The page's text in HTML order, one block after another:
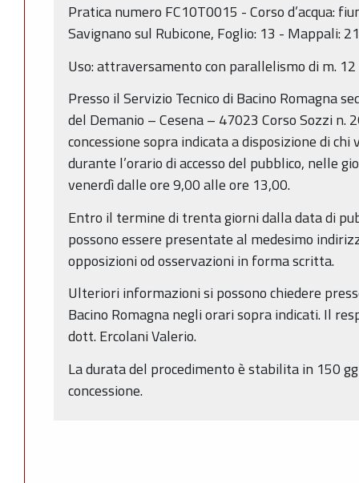
Pratica numero FC10T0015 - Corso d’acqua:
Savignano sul Rubicone, Foglio: 13 - Mappali:
Uso: attraversamento con parallelismo di m.
Presso il Servizio Tecnico di Bacino Romagna
del Demanio – Cesena – 47023 Corso Sozzi n.
concessione sopra indicata a disposizione di
durante l’orario di accesso del pubblico, nelle
venerdì dalle ore 9,00 alle ore 13,00.
Entro il termine di trenta giorni dalla data di
possono essere presentate al medesimo
opposizioni od osservazioni in forma scritta.
Ulteriori informazioni si possono chiedere
Bacino Romagna negli orari sopra indicati. Il
dott. Ercolani Valerio.
La durata del procedimento è stabilita in 150
concessione.